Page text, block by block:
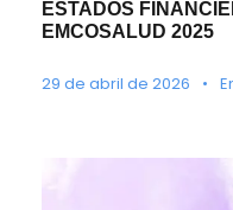
ESTADOS
EMCOSALUD 2025
29 de abril de 2026 •